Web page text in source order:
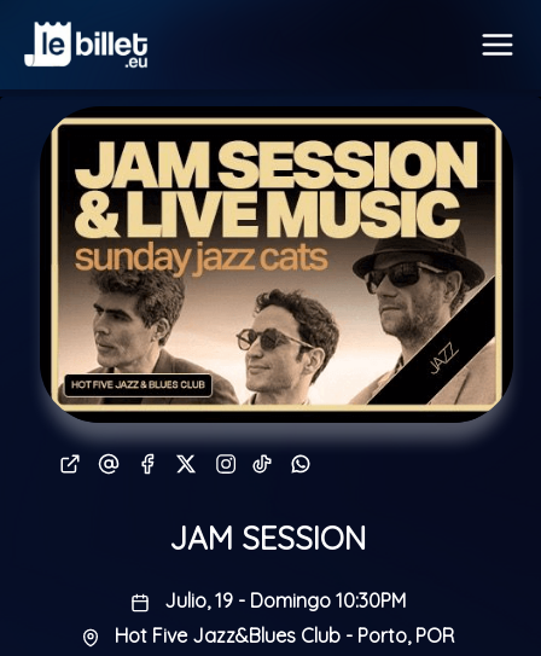
JAM SESSION
Julio, 19 - Domingo 10:30PM
Hot Five Jazz&Blues Club - Porto, POR